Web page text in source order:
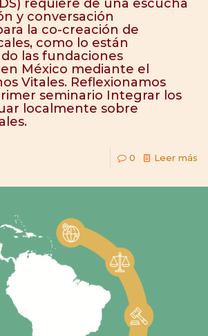
requiere de una escucha
y conversación
la co-creación de
como lo están
las fundaciones
México mediante el
Vitales. Reflexionamos
seminario Integrar los
localmente sobre
0 Leer más